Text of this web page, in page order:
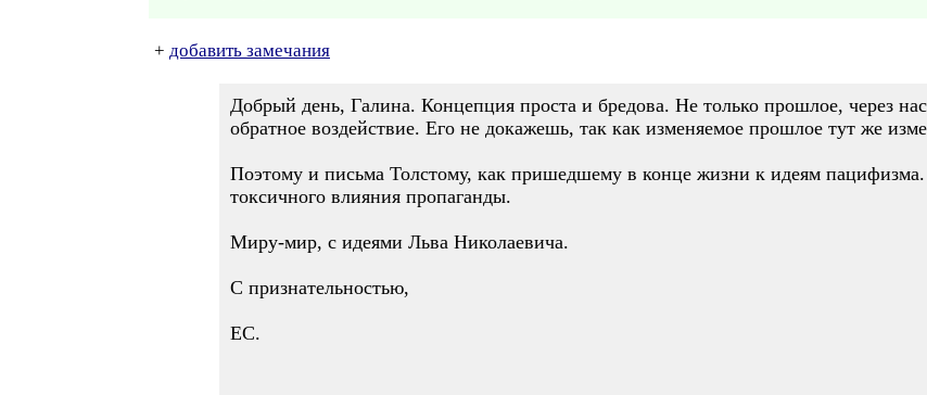
+ добавить замечания
Добрый день, Галина. Концепция проста и бредова. Не только прошлое, через
обратное воздействие. Его не докажешь, так как изменяемое прошлое тут же
Поэтому и письма Толстому, как пришедшему в конце жизни к идеям пацифизма.
токсичного влияния пропаганды.
Миру-мир, с идеями Льва Николаевича.
С признательностью,
ЕС.